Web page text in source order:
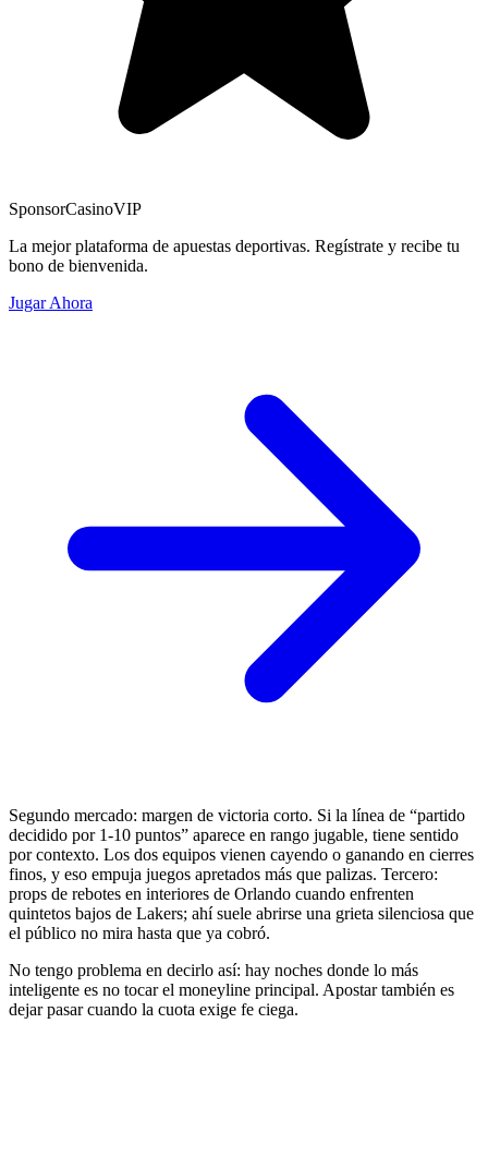
SponsorCasinoVIP
La mejor plataforma de apuestas deportivas. Regístrate y recibe tu
bono de bienvenida.
Jugar Ahora
Segundo mercado: margen de victoria corto. Si la línea de “partido
decidido por 1-10 puntos” aparece en rango jugable, tiene sentido
por contexto. Los dos equipos vienen cayendo o ganando en cierres
finos, y eso empuja juegos apretados más que palizas. Tercero:
props de rebotes en interiores de Orlando cuando enfrenten
quintetos bajos de Lakers; ahí suele abrirse una grieta silenciosa que
el público no mira hasta que ya cobró.
No tengo problema en decirlo así: hay noches donde lo más
inteligente es no tocar el moneyline principal. Apostar también es
dejar pasar cuando la cuota exige fe ciega.